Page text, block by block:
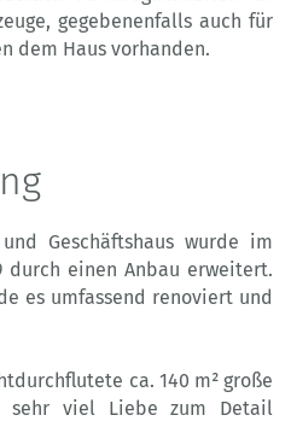
gegebenenfalls auch für
dem Haus vorhanden.
Geschäftshaus wurde im
durch einen Anbau erweitert.
es umfassend renoviert und
ca. 140 m² große
sehr viel Liebe zum Detail